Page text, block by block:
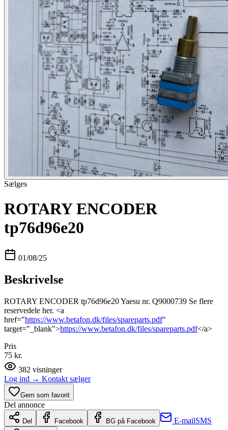
Sælges
ROTARY ENCODER
tp76d96e20
01/08/25
Beskrivelse
ROTARY ENCODER tp76d96e20 Yaesu nr. Q9000739 Se flere
reservedele her. <a
href="https://www.betafon.dk/files/spareparts.pdf"
target="_blank">https://www.betafon.dk/files/spareparts.pdf</a>
Pris
75 kr.
382 visninger
Log ind → Kontakt sælger
Gem som favorit
Del annonce
Del Facebook BG på Facebook E-mailSMS